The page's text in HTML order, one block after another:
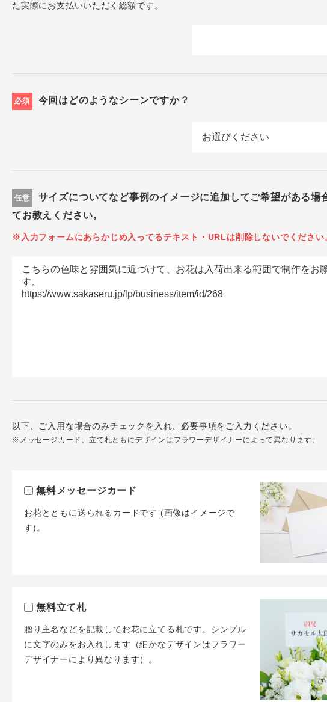
た実際にお支払いいただく総額です。
必須 今回はどのようなシーンですか？
任意
サイズについてなど事例のイメージに追加してご希望がある場
てお教えください。
※入力フォームにあらかじめ入ってるテキスト・URLは削除しないでください
以下、ご入用な場合のみチェックを入れ、必要事項をご入力ください。
※メッセージカード、立て札ともにデザインはフラワーデザイナーによって異なります。
無料メッセージカード
お花とともに送られるカードです (画像はイメージで
す)。
無料立て札
贈り主名などを記載してお花に立てる札です。シンプル
に文字のみをお入れします（細かなデザインはフラワー
デザイナーにより異なります）。